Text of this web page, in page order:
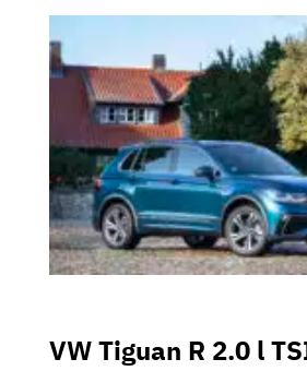
VW Tiguan R 2.0 l